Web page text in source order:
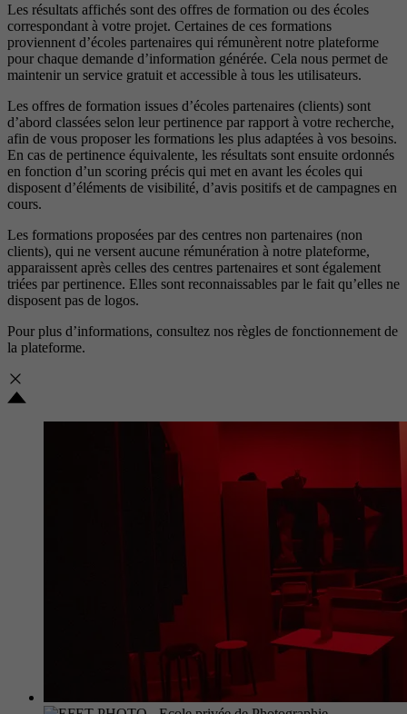
Les résultats affichés sont des offres de formation ou des écoles
correspondant à votre projet. Certaines de ces formations
proviennent d’écoles partenaires qui rémunèrent notre plateforme
pour chaque demande d’information générée. Cela nous permet de
maintenir un service gratuit et accessible à tous les utilisateurs.
Les offres de formation issues d’écoles partenaires (clients) sont
d’abord classées selon leur pertinence par rapport à votre recherche,
afin de vous proposer les formations les plus adaptées à vos besoins.
En cas de pertinence équivalente, les résultats sont ensuite ordonnés
en fonction d’un scoring précis qui met en avant les écoles qui
disposent d’éléments de visibilité, d’avis positifs et de campagnes en
cours.
Les formations proposées par des centres non partenaires (non
clients), qui ne versent aucune rémunération à notre plateforme,
apparaissent après celles des centres partenaires et sont également
triées par pertinence. Elles sont reconnaissables par le fait qu’elles ne
disposent pas de logos.
Pour plus d’informations, consultez nos règles de fonctionnement de
la plateforme.